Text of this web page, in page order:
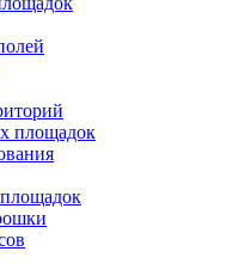
площадок